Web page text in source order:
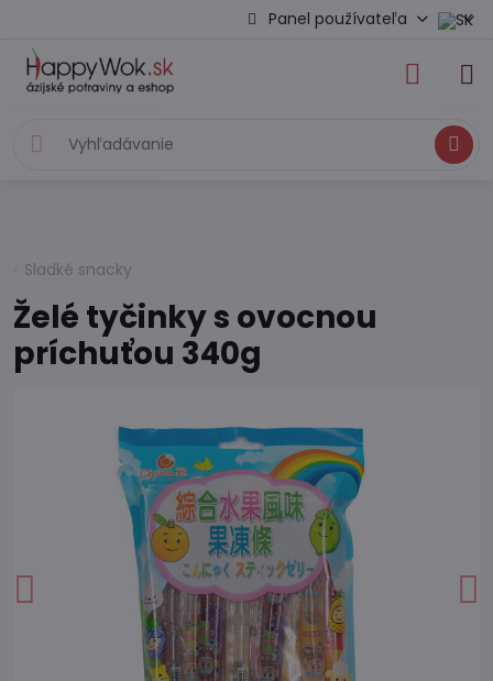
Panel používateľa
Hľadať
Sladké snacky
Želé tyčinky s ovocnou
príchuťou 340g